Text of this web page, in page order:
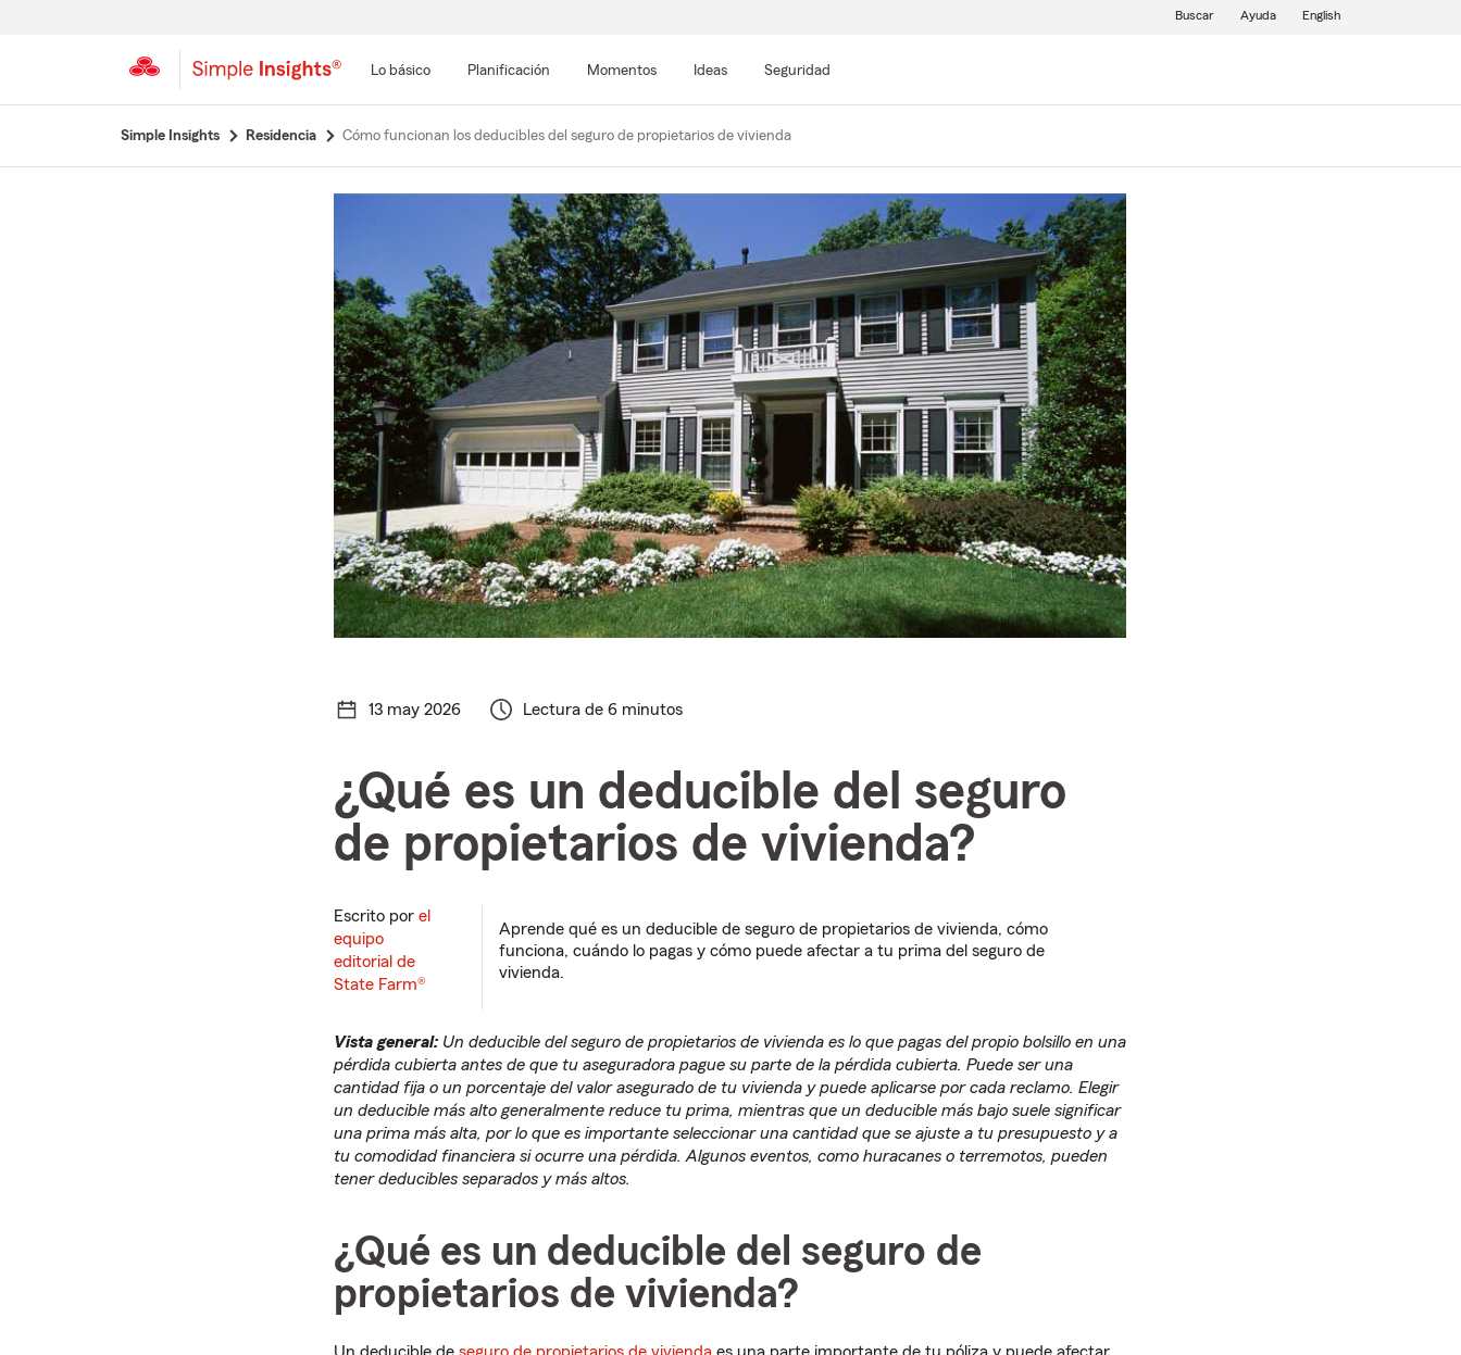
Lo básico Planificación Momentos Ideas Seguridad
Buscar Ayuda English
Simple Insights Residencia Cómo funcionan los deducibles del seguro de propietarios de vivienda
13 may 2026 Lectura de 6 minutos
¿Qué es un deducible del seguro
de propietarios de vivienda?
Escrito por el
equipo
editorial de
State Farm®
Aprende qué es un deducible de seguro de propietarios de vivienda, cómo
funciona, cuándo lo pagas y cómo puede afectar a tu prima del seguro de
vivienda.
Vista general: Un deducible del seguro de propietarios de vivienda es lo que pagas del propio bolsillo en una
pérdida cubierta antes de que tu aseguradora pague su parte de la pérdida cubierta. Puede ser una
cantidad fija o un porcentaje del valor asegurado de tu vivienda y puede aplicarse por cada reclamo. Elegir
un deducible más alto generalmente reduce tu prima, mientras que un deducible más bajo suele significar
una prima más alta, por lo que es importante seleccionar una cantidad que se ajuste a tu presupuesto y a
tu comodidad financiera si ocurre una pérdida. Algunos eventos, como huracanes o terremotos, pueden
tener deducibles separados y más altos.
¿Qué es un deducible del seguro de
propietarios de vivienda?